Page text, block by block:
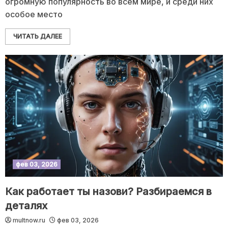
особое место
ЧИТАТЬ ДАЛЕЕ
фев 03, 2026
Как работает ты назови? Разбираемся в
деталях
multnow.ru фев 03, 2026